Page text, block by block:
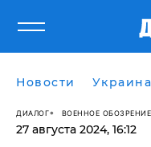
Новости Украина
ДИАЛОГ ВОЕННОЕ ОБОЗРЕНИЕ
27 августа 2024, 16:12